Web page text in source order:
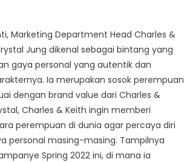
Marketing Department Head Charles &
Jung dikenal sebagai bintang yang
gaya personal yang autentik dan
Ia merupakan sosok perempuan
dengan brand value dari Charles &
Charles & Keith ingin memberi
perempuan di dunia agar percaya diri
personal masing-masing. Tampilnya
Spring 2022 ini, di mana ia